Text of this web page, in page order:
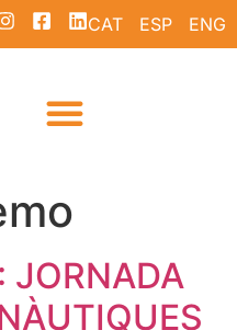
CAT ESP ENG
JORNADA